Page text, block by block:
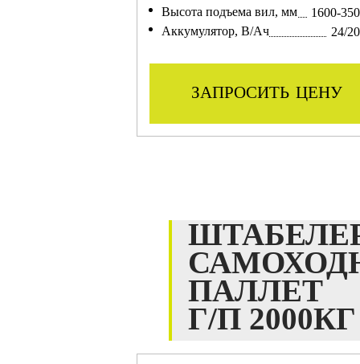
Высота подъема вил, мм
1600-
Аккумулятор, В/Ач
24/
запросить цену
ПАЛЛЕТ
Г/П 2000КГ